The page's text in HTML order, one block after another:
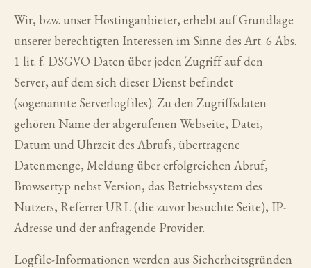
Wir, bzw. unser Hostinganbieter, erhebt auf Grundlage
unserer berechtigten Interessen im Sinne des Art. 6 Abs.
1 lit. f. DSGVO Daten über jeden Zugriff auf den
Server, auf dem sich dieser Dienst befindet
(sogenannte Serverlogfiles). Zu den Zugriffsdaten
gehören Name der abgerufenen Webseite, Datei,
Datum und Uhrzeit des Abrufs, übertragene
Datenmenge, Meldung über erfolgreichen Abruf,
Browsertyp nebst Version, das Betriebssystem des
Nutzers, Referrer URL (die zuvor besuchte Seite), IP-
Adresse und der anfragende Provider.
Logfile-Informationen werden aus Sicherheitsgründen